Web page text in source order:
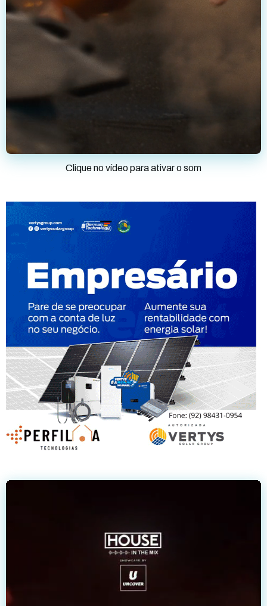
Clique no vídeo para ativar o som